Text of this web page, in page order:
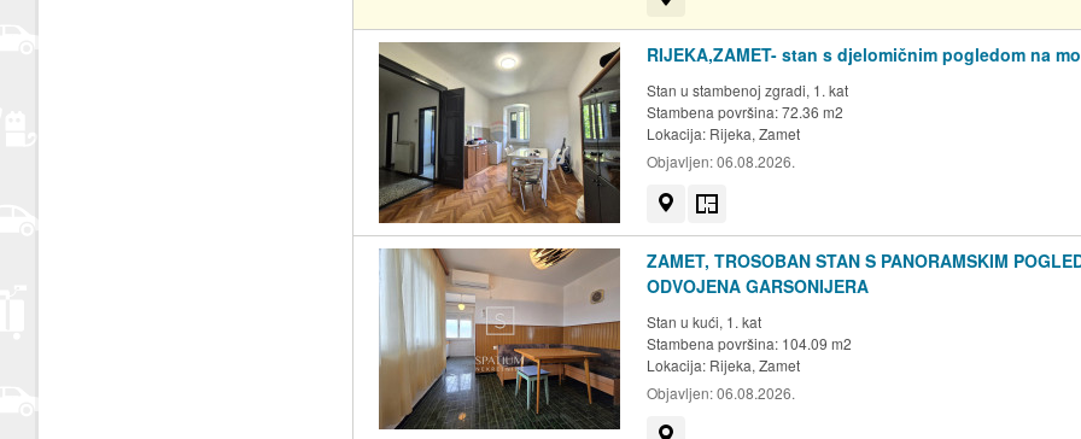
RIJEKA,ZAMET- stan s djelomičnim pogledom na
Stan u stambenoj zgradi, 1. kat
Stambena površina: 72.36 m2
Lokacija: Rijeka, Zamet
Objavljen:06.08.2026.
ZAMET, TROSOBAN STAN S PANORAMSKIM
ODVOJENA GARSONIJERA
Stan u kući, 1. kat
Stambena površina: 104.09 m2
Lokacija: Rijeka, Zamet
Objavljen:06.08.2026.